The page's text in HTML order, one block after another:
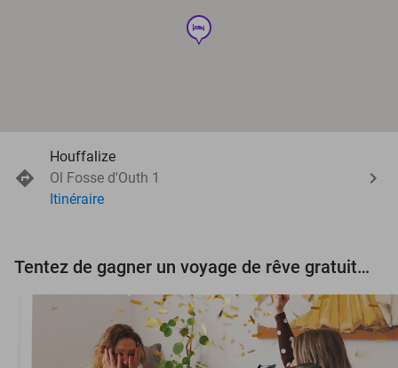
hotel
Houffalize
Ol Fosse d'Outh 1
Itinéraire
Tentez de gagner un voyage de rêve gratuit d'une valeur de 3.000 € !